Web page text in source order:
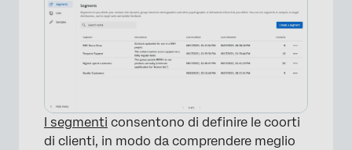
×
I segmenti consentono di definire le coorti
di clienti, in modo da comprendere meglio